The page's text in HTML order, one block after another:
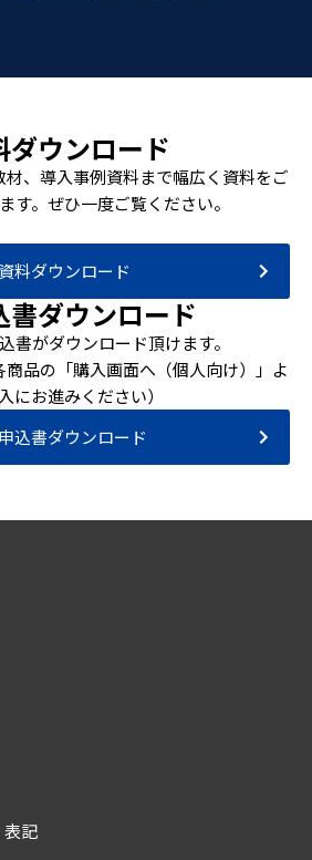
ダウンロード
、導入事例資料まで幅広く資料をご
す。ぜひ一度ご覧ください。
資料ダウンロード
書ダウンロード
書がダウンロード頂けます。
商品の「購入画面へ（個人向け）」よ
にお進みください）
込書ダウンロード
表記